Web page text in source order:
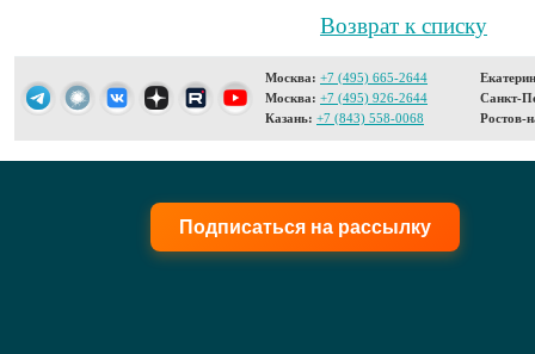
Возврат к списку
Москва: +7 (495) 665-2644
Москва: +7 (495) 926-2644
Казань: +7 (843) 558-0068
Санкт-
Ростов-
Подписаться на рассылку